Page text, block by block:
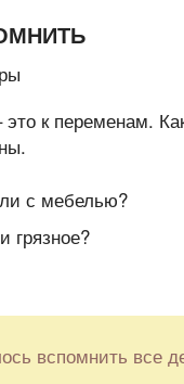
это к переменам.
с мебелью?
грязное?
вспомнить все